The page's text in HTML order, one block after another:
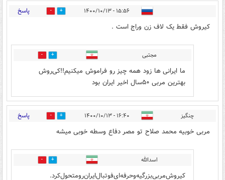
۱۵:۵۶ - ۱۴۰۰/۱۰/۱۳ 18 پاسخ
کیروش فقط یک لاف زن وراج است .
مجتبی 0
ما ایرانی ها زود همه چیز رو فراموش میکنیم!!کی‌روش
بهترین مربی ۵۰سال اخیر ایران بود
چنگیز ۱۶:۴۰ - ۱۴۰۰/۱۰/۱۳ 10 پاسخ
مربی خوبیه محمد صلاح تو مصر دفاع وسطه خوبی میشه
اسدالله 4
کیروش‌مربی‌بزرگیه‌وحرفه‌ای‌‌فوتبال‌ایران‌رو‌متحول‌کرد.